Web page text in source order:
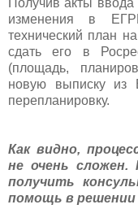
Получив акты
изменения в
технический план
сдать его в
(площадь,
новую выписку из
перепланировку.
Как видно,
не очень
получить
помощь в решении